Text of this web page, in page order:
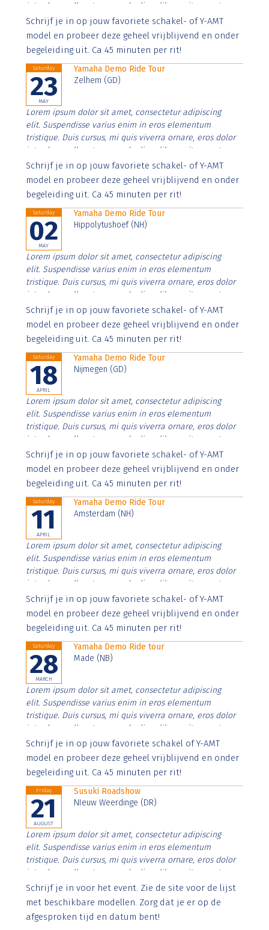
interdum nulla, ut commodo diam libero vitae erat.
Aenean faucibus nibh et justo cursus id rutrum lorem
imperdiet. Nunc ut sem vitae risus tristique posuere.
Schrijf je in op jouw favoriete schakel- of Y-AMT
model en probeer deze geheel vrijblijvend en onder
begeleiding uit. Ca 45 minuten per rit!
Saturday
23
MAY
Yamaha Demo Ride Tour
Zelhem (GD)
Lorem ipsum dolor sit amet, consectetur adipiscing
elit. Suspendisse varius enim in eros elementum
tristique. Duis cursus, mi quis viverra ornare, eros dolor
interdum nulla, ut commodo diam libero vitae erat.
Aenean faucibus nibh et justo cursus id rutrum lorem
imperdiet. Nunc ut sem vitae risus tristique posuere.
Schrijf je in op jouw favoriete schakel- of Y-AMT
model en probeer deze geheel vrijblijvend en onder
begeleiding uit. Ca 45 minuten per rit!
Saturday
02
MAY
Yamaha Demo Ride Tour
Hippolytushoef (NH)
Lorem ipsum dolor sit amet, consectetur adipiscing
elit. Suspendisse varius enim in eros elementum
tristique. Duis cursus, mi quis viverra ornare, eros dolor
interdum nulla, ut commodo diam libero vitae erat.
Aenean faucibus nibh et justo cursus id rutrum lorem
imperdiet. Nunc ut sem vitae risus tristique posuere.
Schrijf je in op jouw favoriete schakel- of Y-AMT
model en probeer deze geheel vrijblijvend en onder
begeleiding uit. Ca 45 minuten per rit!
Saturday
18
APRIL
Yamaha Demo Ride Tour
Nijmegen (GD)
Lorem ipsum dolor sit amet, consectetur adipiscing
elit. Suspendisse varius enim in eros elementum
tristique. Duis cursus, mi quis viverra ornare, eros dolor
interdum nulla, ut commodo diam libero vitae erat.
Aenean faucibus nibh et justo cursus id rutrum lorem
imperdiet. Nunc ut sem vitae risus tristique posuere.
Schrijf je in op jouw favoriete schakel- of Y-AMT
model en probeer deze geheel vrijblijvend en onder
begeleiding uit. Ca 45 minuten per rit!
Saturday
11
APRIL
Yamaha Demo Ride Tour
Amsterdam (NH)
Lorem ipsum dolor sit amet, consectetur adipiscing
elit. Suspendisse varius enim in eros elementum
tristique. Duis cursus, mi quis viverra ornare, eros dolor
interdum nulla, ut commodo diam libero vitae erat.
Aenean faucibus nibh et justo cursus id rutrum lorem
imperdiet. Nunc ut sem vitae risus tristique posuere.
Schrijf je in op jouw favoriete schakel- of Y-AMT
model en probeer deze geheel vrijblijvend en onder
begeleiding uit. Ca 45 minuten per rit!
Saturday
28
MARCH
Yamaha Demo Ride tour
Made (NB)
Lorem ipsum dolor sit amet, consectetur adipiscing
elit. Suspendisse varius enim in eros elementum
tristique. Duis cursus, mi quis viverra ornare, eros dolor
interdum nulla, ut commodo diam libero vitae erat.
Aenean faucibus nibh et justo cursus id rutrum lorem
imperdiet. Nunc ut sem vitae risus tristique posuere.
Schrijf je in op jouw favoriete schakel of Y-AMT
model en probeer deze geheel vrijblijvend en onder
begeleiding uit. Ca 45 minuten per rit!
Friday
21
AUGUST
Susuki Roadshow
NIeuw Weerdinge (DR)
Lorem ipsum dolor sit amet, consectetur adipiscing
elit. Suspendisse varius enim in eros elementum
tristique. Duis cursus, mi quis viverra ornare, eros dolor
interdum nulla, ut commodo diam libero vitae erat.
Aenean faucibus nibh et justo cursus id rutrum lorem
imperdiet. Nunc ut sem vitae risus tristique posuere.
Schrijf je in voor het event. Zie de site voor de lijst
met beschikbare modellen. Zorg dat je er op de
afgesproken tijd en datum bent!